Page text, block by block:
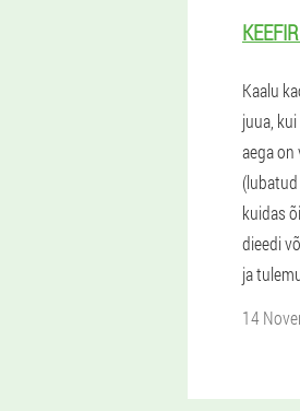
Kaalu
juua,
aega on
kuidas
dieedi
ja
14